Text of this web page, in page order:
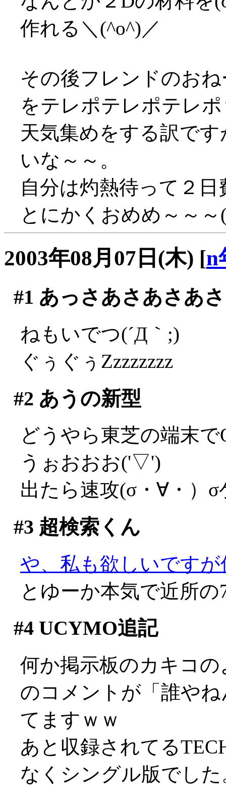
作れる＼(^o^)／
その後フレンドのお
をテレポテレポテレ
天気集めをする訳で
いな～～。
自分は灼熱待って２
とにかくおめめ～～
2003年08月07日(木) [n
#1 あっさあさあさあ
ねもいでつ(´Д｀;)
ぐぅぐぅZzzzzzzz
#2 あうの新型
どうやら東芝の端末
うぉおおお('▽')
出たら速攻(σ・∀・）
#3 超検索くん
や、私も欲しいですが
とゆーか本気で近所
#4UCYMO追記
何か掲示板のカキコ
のコメントが「誰や
てますｗｗ
あと収録されてる
なくシングル版でし